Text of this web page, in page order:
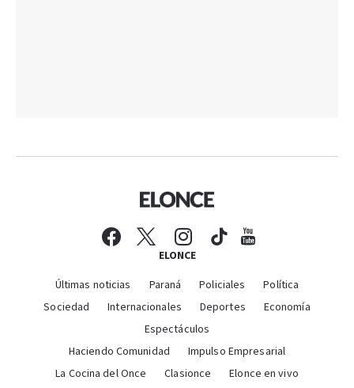
ELONCE
Últimas noticias Paraná Policiales
Política
Sociedad
Internacionales Deportes
Economía
Espectáculos
Haciendo Comunidad
Impulso Empresarial
La Cocina del Once
Clasionce Elonce en vivo